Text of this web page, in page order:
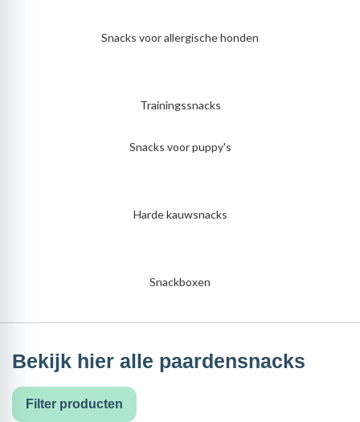
Snacks voor allergische honden
Trainingssnacks
Snacks voor puppy's
Harde kauwsnacks
Snackboxen
Bekijk hier alle paardensnacks
Filter producten